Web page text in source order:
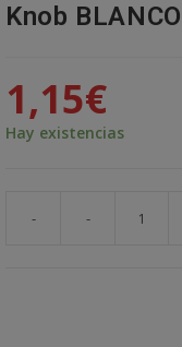
Knob BLANCO
1,15€
Hay existencias
- -